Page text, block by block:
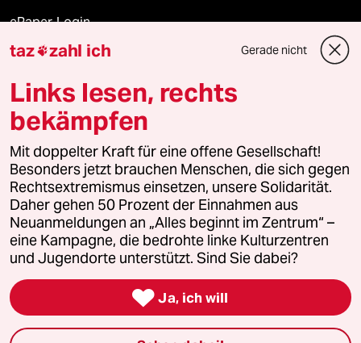
ePaper Login
Downloads für Abonnierende
© 2026 taz Verlags und Vertriebs GmbH
Alle Rechte vorbehalten. Bei rechtlichen Fragen oder für Genehmigungen
wenden Sie sich bitte an
lizenzen@taz.de
Feedback Redaktionsstatut Kommune-Richtlinien
Leitlinie Informant Datenschutz Impressum AGB
Seitenwende Einwilligungen widerrufen (Ads)
taz zahl ich Gerade nicht
Links lesen, rechts
bekämpfen
Mit doppelter Kraft für eine offene Gesellschaft!
Besonders jetzt brauchen Menschen, die sich gegen
Rechtsextremismus einsetzen, unsere Solidarität.
Daher gehen 50 Prozent der Einnahmen aus
Neuanmeldungen an „Alles beginnt im Zentrum“ –
eine Kampagne, die bedrohte linke Kulturzentren
und Jugendorte unterstützt. Sind Sie dabei?
 Ja, ich will